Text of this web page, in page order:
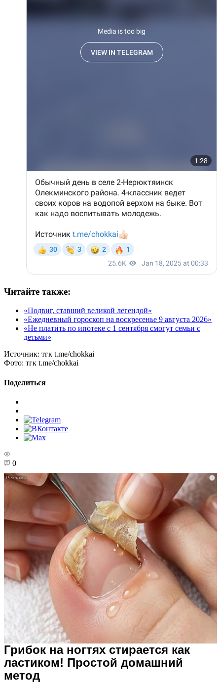
Читайте также:
«Подвиг, ставший великой легендой»
«Ежедневный гороскоп на воскресенье 9 августа 2026»
«Не платить по ипотеке с 1 сентября смогут семьи с
детьми»
Источник: тгк t.me/chokkai
Фото: тгк t.me/chokkai
Поделиться
0
i
Грибок на ногтях стирается как
ластиком! Простой домашний
метод